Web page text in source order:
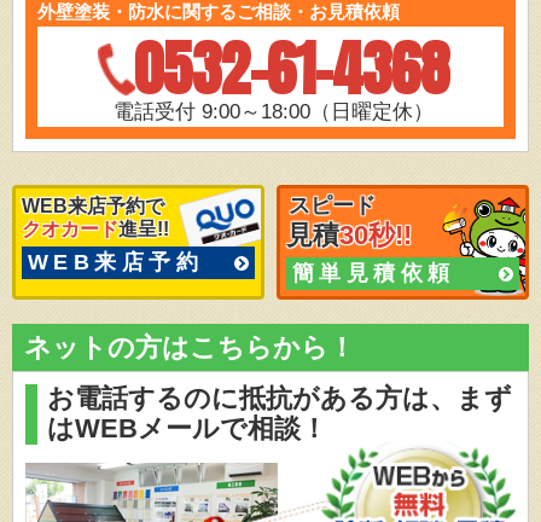
外壁塗装・防水に関するご相談・お見積依頼
0532-61-4368
電話受付 9:00～18:00（日曜定休）
WEB来店予約で
クオカード進呈!!
WEB来店予約
スピード
見積30秒!!
簡単見積依頼
ネットの方はこちらから！
お電話するのに抵抗がある方は、
まず
はWEBメールで相談！